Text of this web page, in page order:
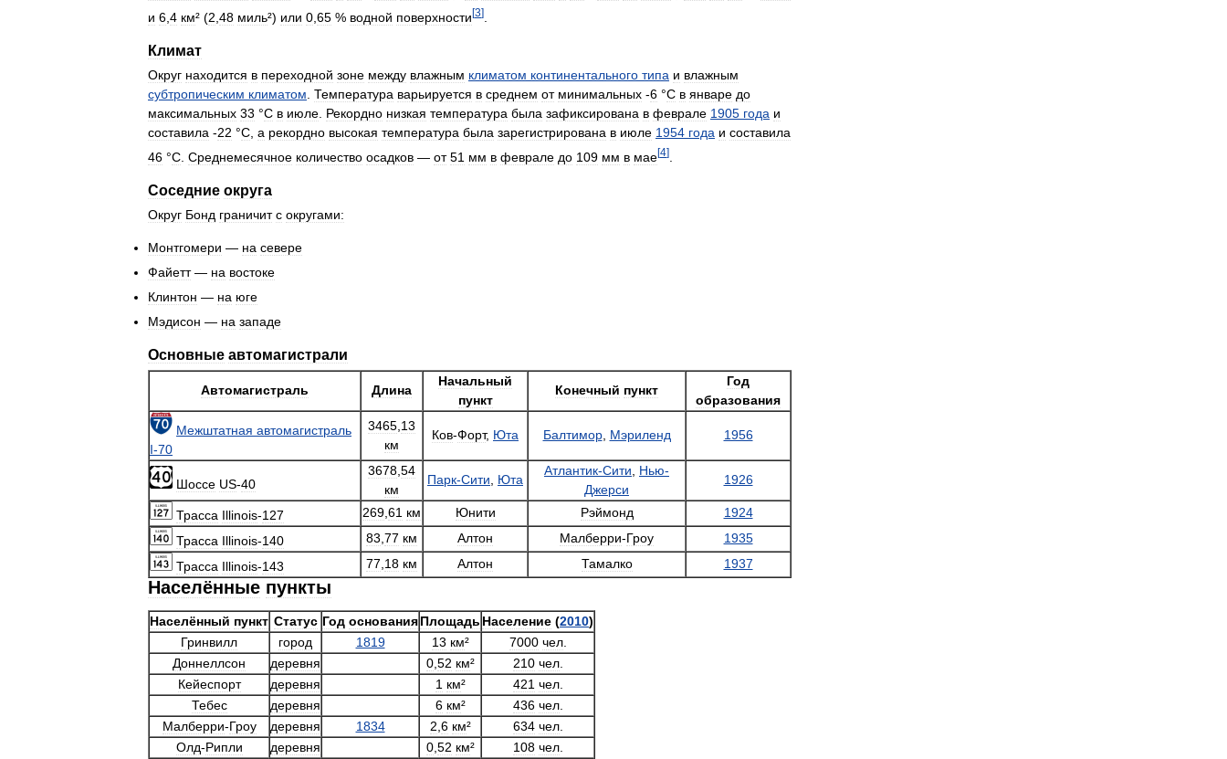
и 6 4 км² (2 48 миль²) или 0 65 % водной поверхности [3]
Климат
Округ находится в переходной зоне между влажным климатом континентального типа и влажным
субтропическим климатом Температура варьируется в среднем от минимальных -6 °C в январе до
максимальных 33 °C в июле Рекордно низкая температура была зафиксирована в феврале 1905 года и
составила -22 °C а рекордно высокая температура была зарегистрирована в июле 1954 года и составила
46 °C Среднемесячное количество осадков — от 51 мм в феврале до 109 мм в мае[4]
Соседние округа
Округ Бонд граничит с округами:
Монтгомери — на севере
Файетт— на востоке
Клинтон — на юге
Мэдисон — на западе
Основные автомагистрали
Автомагистраль Длина
Начальный
пункт
Конечный пункт
Год
образования
Межштатная автомагистраль
I-70
3465 13
км
Ков-Форт, Юта Балтимор, Мэриленд 1956
Шоссе US-40
3678 54
км
Парк-Сити Юта
Атлантик-Сити Нью-
Джерси
1926
Трасса Illinois-127 269 61 км Юнити Рэймонд
1924
Трасса Illinois-140 83 77 км Алтон Малберри-Гроу
1935
Трасса Illinois-143 77 18 км Алтон Тамалко 1937
Населённые пункты
Населённый пункт Статус Год основанияПлощадь Население (2010)
Гринвилл
город 1819 13 км² 7000 чел.
Доннеллсон
деревня 0, 52 км² 210 чел.
Кейеспорт
деревня 1 км² 421 чел.
Тебес
деревня 6 км² 436 чел.
Малберри-Гроу деревня 1834 2 6 км² 634 чел.
Олд-Рипли деревня 0, 52 км² 108 чел.